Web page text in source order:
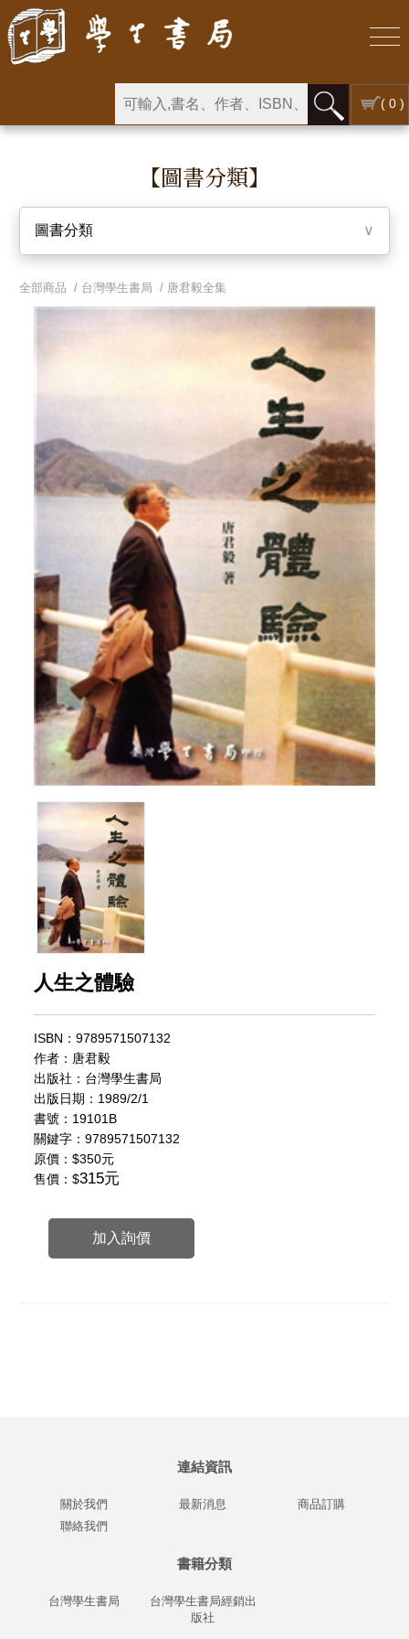
( 0 )
【圖書分類】
圖書分類 ∨
全部商品 / 台灣學生書局 / 唐君毅全集
人生之體驗
ISBN：9789571507132
作者：唐君毅
出版社：台灣學生書局
出版日期：1989/2/1
書號：19101B
關鍵字：9789571507132
原價：$350元
售價：$315元
加入詢價
連結資訊
關於我們 最新消息
商品訂購
聯絡我們
書籍分類
台灣學生書局
台灣學生書局經銷出
版社